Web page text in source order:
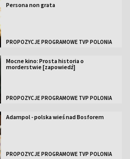
Persona non grata
PROPOZYCJE PROGRAMOWE TVP POLONIA
Mocne kino: Prosta historia o
morderstwie [zapowiedź]
PROPOZYCJE PROGRAMOWE TVP POLONIA
Adampol - polska wieś nad Bosforem
PROPOZYCJE PROGRAMOWE TVP POLONIA